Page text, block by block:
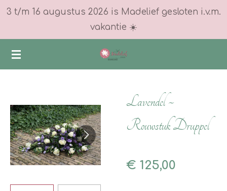
Ga
naar
de
hoofdinhoud
3 t/m 16 augustus 2026 is Madelief gesloten i.v.m.
vakantie ☀️
Lavendel ~
Rouwstuk Druppel
€ 125,00